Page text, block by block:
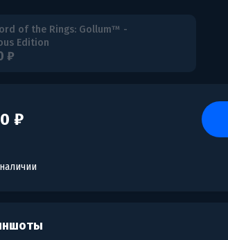
of the Rings: Gollum™ -
Edition
₽
₽